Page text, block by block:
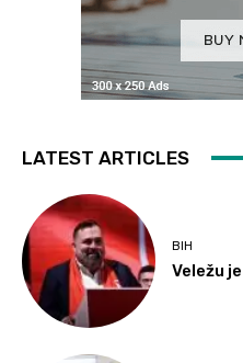
LATEST ARTICLES
BIH
Veležu